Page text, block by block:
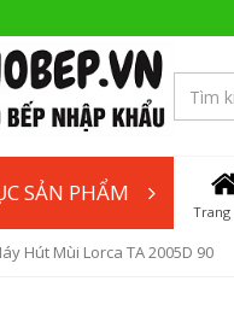
SẢN PHẨM
Trang
Hút Mùi Lorca TA 2005D 90